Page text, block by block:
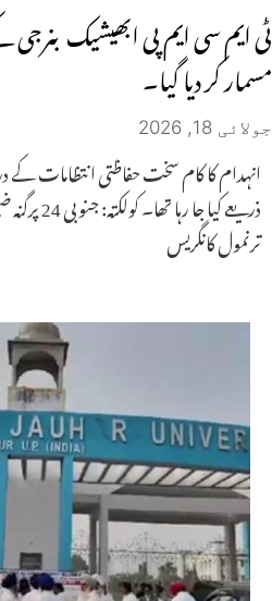
ٹی ایم سی ایم پی ابھیشیک بنرجی
مسمار کر دیا گیا۔
جولائی 18, 2026
انہدام کا کام سخت حفاظتی انتظامات
ترنمول کانگریس